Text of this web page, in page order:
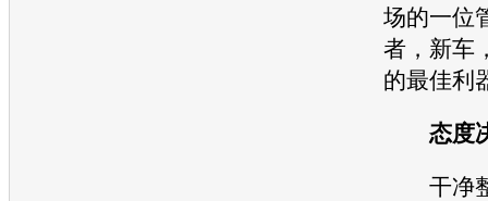
场的一位
者， 新车
的最佳利
态度决
干净整